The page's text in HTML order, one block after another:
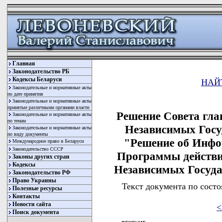
Главная
Законодательство РБ
Кодексы Беларуси
Законодательные и нормативные акты
по дате принятия
Законодательные и нормативные акты
принятые различными органами власти
Законодательные и нормативные акты
по темам
Законодательные и нормативные акты
по виду документы
Международное право в Беларуси
Законодательство СССР
Законы других стран
Кодексы
Законодательство РФ
Право Украины
Полезные ресурсы
Контакты
Новости сайта
Поиск документа
Решение Совета
Независимых
"Решение об
Программы
Независимых
Текст документа по